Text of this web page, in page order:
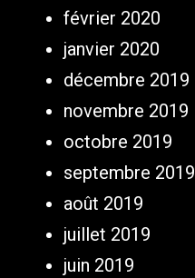
février 2020
janvier 2020
décembre 2019
novembre 2019
octobre 2019
septembre 2019
août 2019
juillet 2019
juin 2019